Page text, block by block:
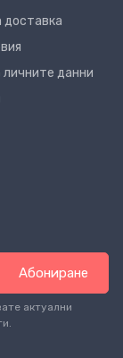
доставка
данни
Абониране
актуални